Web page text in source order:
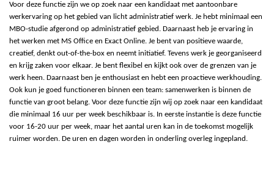
Voor deze functie zijn we op zoek naar een kandidaat met aantoonbare
werkervaring op het gebied van licht administratief werk. Je hebt minimaal een
MBO-studie afgerond op administratief gebied. Daarnaast heb je ervaring in
het werken met MS Office en Exact Online. Je bent van positieve waarde,
creatief, denkt out-of-the-box en neemt initiatief. Tevens werk je georganiseerd
en krijg zaken voor elkaar. Je bent flexibel en kijkt ook over de grenzen van je
werk heen. Daarnaast ben je enthousiast en hebt een proactieve werkhouding.
Ook kun je goed functioneren binnen een team: samenwerken is binnen de
functie van groot belang. Voor deze functie zijn wij op zoek naar een kandidaat
die minimaal 16 uur per week beschikbaar is. In eerste instantie is deze functie
voor 16-20 uur per week, maar het aantal uren kan in de toekomst mogelijk
ruimer worden. De uren en dagen worden in onderling overleg ingepland.